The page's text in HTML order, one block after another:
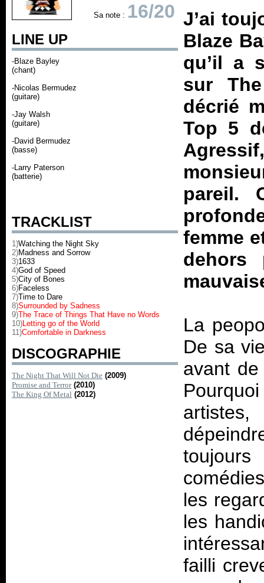
Sa note : 16/20
LINE UP
-Blaze Bayley
(chant)
-Nicolas Bermudez
(guitare)
-Jay Walsh
(guitare)
-David Bermudez
(basse)
-Larry Paterson
(batterie)
TRACKLIST
1)Watching the Night Sky
2)Madness and Sorrow
3)1633
4)God of Speed
5)City of Bones
6)Faceless
7)Time to Dare
8)Surrounded by Sadness
9)The Trace of Things That Have no Words
10)Letting go of the World
11)Comfortable in Darkness
DISCOGRAPHIE
The Night That Will Not Die (2009)
Promise and Terror (2010)
The King Of Metal (2012)
J’ai
Blaze
qu’il a
sur
décrié
Top 5
pareil.
femme
dehors
La
De sa
avant
les
les
failli